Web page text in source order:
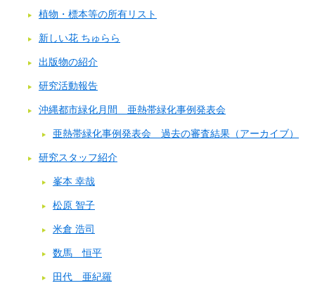
植物・標本等の所有リスト
新しい花 ちゅらら
出版物の紹介
研究活動報告
沖縄都市緑化月間 亜熱帯緑化事例発表会
亜熱帯緑化事例発表会 過去の審査結果（アーカイブ）
研究スタッフ紹介
峯本 幸哉
松原 智子
米倉 浩司
数馬 恒平
田代 亜紀羅